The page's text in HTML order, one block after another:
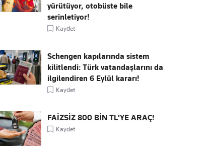
yürütüyor, otobüste bile
serinletiyor!
Kaydet
Schengen kapılarında sistem
kilitlendi: Türk vatandaşlarını da
ilgilendiren 6 Eylül kararı!
Kaydet
FAİZSİZ 800 BİN TL'YE ARAÇ!
Kaydet